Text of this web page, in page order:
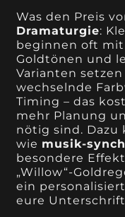
Was den Preis
Dramaturgie:
beginnen oft
Goldtönen und
Varianten
wechselnde
Timing – das
mehr Planung
nötig sind. Dazu
wie musik-
besondere
„Willow“-
ein
eure